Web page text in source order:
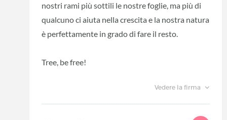
nostri rami più sottili le nostre foglie, ma più di
qualcuno ci aiuta nella crescita e la nostra natura
è perfettamente in grado di fare il resto.
Tree, be free!
Vedere la firma